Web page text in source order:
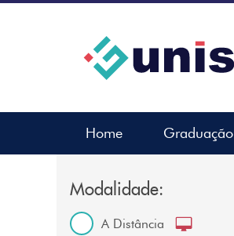
Home Graduação
Modalidade:
A Distância